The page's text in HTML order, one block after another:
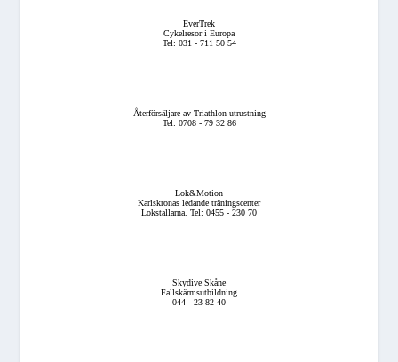
EverTrek
Cykelresor i Europa
Tel: 031 - 711 50 54
Återförsäljare av Triathlon utrustning
Tel: 0708 - 79 32 86
Lok&Motion
Karlskronas ledande träningscenter
Lokstallarna. Tel: 0455 - 230 70
Skydive Skåne
Fallskärmsutbildning
044 - 23 82 40